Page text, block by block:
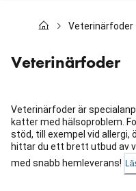
Katt
Veterinärfoder
Varumärken
Veterinärfoder
Veterinärfoder
Veterinärfoder är
katter med hälsoproblem.
stöd, till exempel vid allergi,
hittar du ett brett utbud av
med snabb hemleverans!